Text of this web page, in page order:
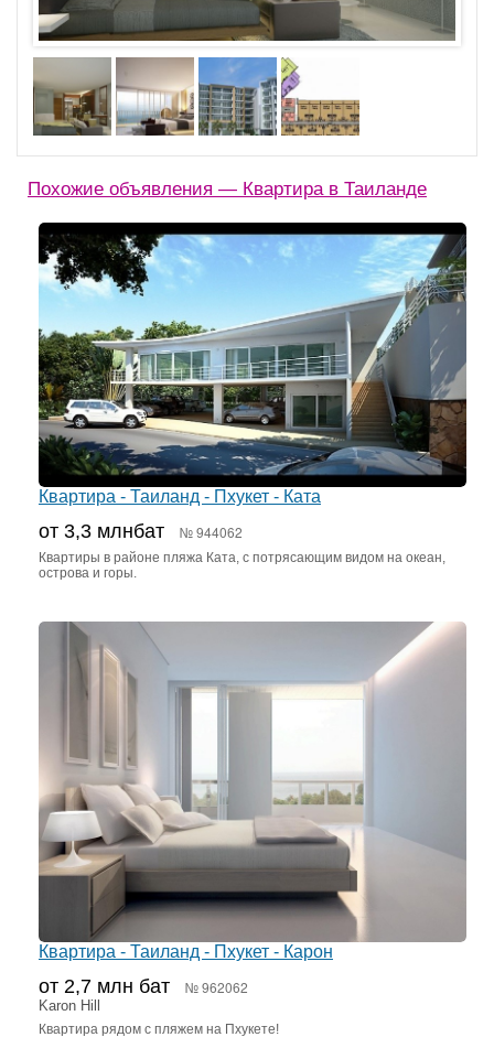
Похожие объявления — Квартира в Таиланде
Квартира - Таиланд - Пхукет - Ката
от 3,3 млнбат № 944062
Квартиры в районе пляжа Ката, с потрясающим видом на океан,
острова и горы.
Квартира - Таиланд - Пхукет - Карон
от 2,7 млн бат № 962062
Karon Hill
Квартира рядом с пляжем на Пхукете!